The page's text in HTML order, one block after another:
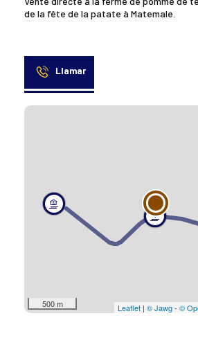
de la fête de la patate à Matemale.
Llamar
500 m Leaflet | © Jawg- ©